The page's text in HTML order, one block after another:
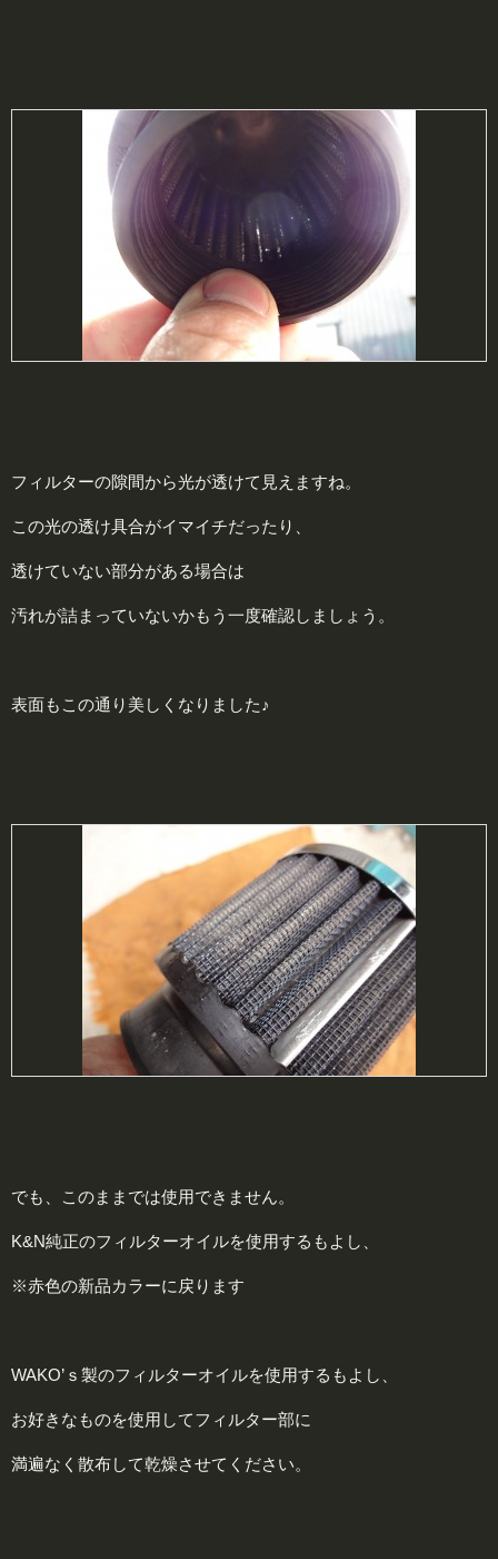
フィルターの隙間から光が透けて見えますね。
この光の透け具合がイマイチだったり、
透けていない部分がある場合は
汚れが詰まっていないかもう一度確認しましょう。
表面もこの通り美しくなりました♪
でも、このままでは使用できません。
K&N純正のフィルターオイルを使用するもよし、
※赤色の新品カラーに戻ります
WAKO’ｓ製のフィルターオイルを使用するもよし、
お好きなものを使用してフィルター部に
満遍なく散布して乾燥させてください。